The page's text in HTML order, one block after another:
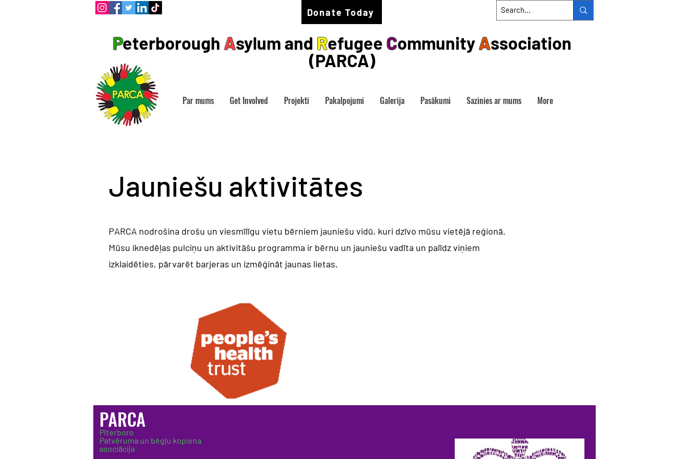
Donate Today
Peterborough Asylum and RefugeeCommunityAssociation
(PARCA)
Par mums Get Involved Projekti Pakalpojumi Galerija Pasākumi Sazinies ar mums More
Jauniešu aktivitātes
PARCA nodrošina drošu un viesmīlīgu vietu bērniem jauniešu vidū, kuri dzīvo mūsu vietējā reģionā.
Mūsu iknedēļas pulciņu un aktivitāšu programma ir bērnu un jauniešu vadīta un palīdz viņiem
izklaidēties, pārvarēt barjeras un izmēģināt jaunas lietas.
PARCA
Pīterboro
Patvēruma un bēgļu kopiena
asociācija